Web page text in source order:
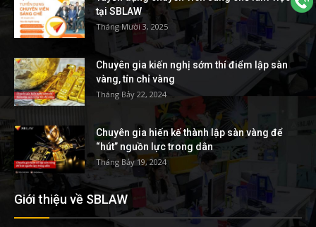
tại SBLAW
Tháng Mười 3, 2025
Chuyên gia kiến nghị sớm thí điểm lập sàn
vàng, tín chỉ vàng
Tháng Bảy 22, 2024
Chuyên gia hiến kế thành lập sàn vàng để
“hút” nguồn lực trong dân
Tháng Bảy 19, 2024
Giới thiệu về SBLAW